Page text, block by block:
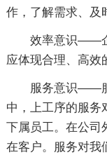
作，了解需求、及
效率意识——
应体现合理、高效
服务意识——
中，上工序的服务
下属员工。在公司
在客户。服务对我